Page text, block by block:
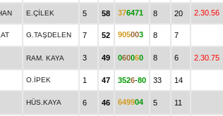
E.ÇİLEK 5 58 376471 8 20 2.30.56
G.TAŞDELEN 7 52 905003 8 7
RAM. KAYA 3 49 060060 8 6 2.30.75
O.İPEK 1 47 3526-80 33 14
HÜS.KAYA 6 46 649904 5 11